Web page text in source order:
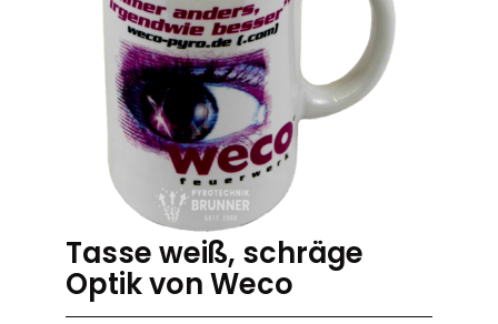
Tasse weiß, schräge
Optik von Weco